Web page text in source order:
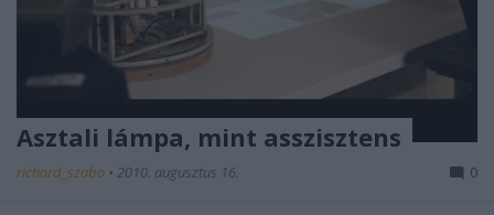
Asztali lámpa, mint asszisztens
richard_szabo • 2010. augusztus 16. 0